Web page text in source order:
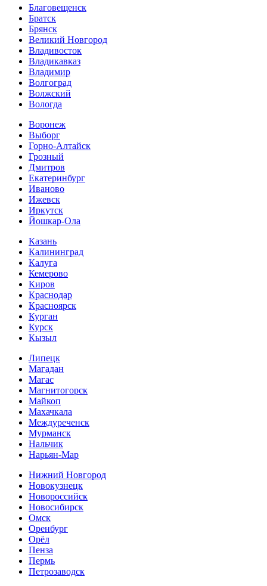
Благовещенск
Братск
Брянск
Великий Новгород
Владивосток
Владикавказ
Владимир
Волгоград
Волжский
Вологда
Воронеж
Выборг
Горно-Алтайск
Грозный
Дмитров
Екатеринбург
Иваново
Ижевск
Иркутск
Йошкар-Ола
Казань
Калининград
Калуга
Кемерово
Киров
Краснодар
Красноярск
Курган
Курск
Кызыл
Липецк
Магадан
Магас
Магнитогорск
Майкоп
Махачкала
Междуреченск
Мурманск
Нальчик
Нарьян-Мар
Нижний Новгород
Новокузнецк
Новороссийск
Новосибирск
Омск
Оренбург
Орёл
Пенза
Пермь
Петрозаводск